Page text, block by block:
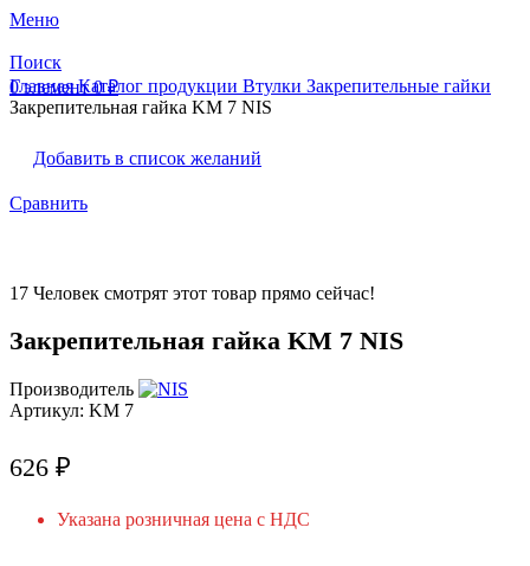
Меню
Поиск
0элемент 0₽
ГлавнаяКаталог продукции Втулки Закрепительные гайки
Закрепительная гайка KM 7 NIS
Добавить в список желаний
Сравнить
17 Человек смотрят этот товар прямо сейчас!
Закрепительная гайка KM 7 NIS
Производитель
Артикул: KM 7
626 ₽
Указана розничная цена с НДС